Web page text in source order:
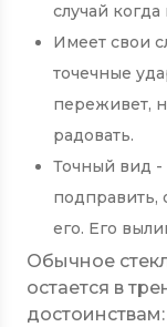
случай когда
Имеет свои
точечные
переживет,
радовать.
Точный вид -
подправить,
его. Его
Обычное
остается в
достоинствам: